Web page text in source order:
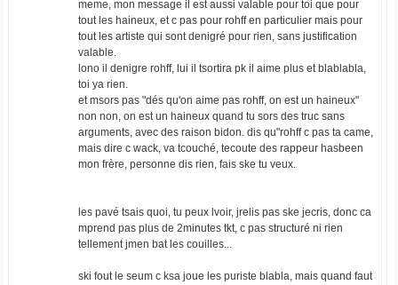
meme, mon message il est aussi valable pour toi que pour
tout les haineux, et c pas pour rohff en particulier mais pour
tout les artiste qui sont denigré pour rien, sans justification
valable.
lono il denigre rohff, lui il tsortira pk il aime plus et blablabla,
toi ya rien.
et msors pas "dés qu'on aime pas rohff, on est un haineux"
non non, on est un haineux quand tu sors des truc sans
arguments, avec des raison bidon. dis qu"rohff c pas ta came,
mais dire c wack, va tcouché, tecoute des rappeur hasbeen
mon frère, personne dis rien, fais ske tu veux.
les pavé tsais quoi, tu peux lvoir, jrelis pas ske jecris, donc ca
mprend pas plus de 2minutes tkt, c pas structuré ni rien
tellement jmen bat les couilles...
ski fout le seum c ksa joue les puriste blabla, mais quand faut